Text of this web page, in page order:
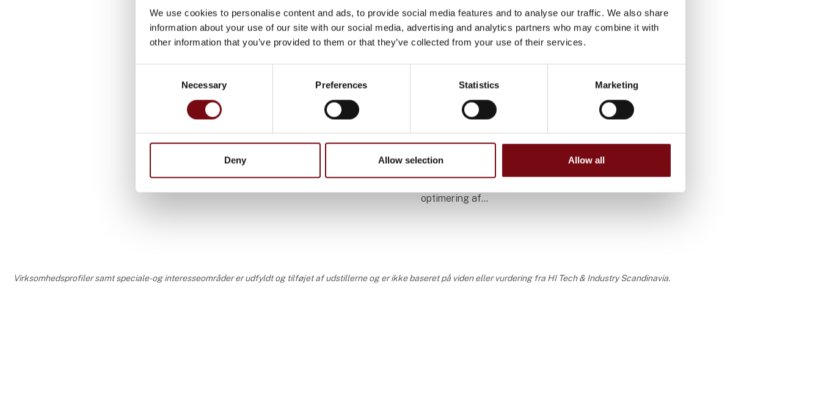
We use cookies to personalise content and ads, to provide social media features and to analyse our traffic. We also share
information about your use of our site with our social media, advertising and analytics partners who may combine it with
other information that you’ve provided to them or that they’ve collected from your use of their services.
Necessary Preferences Statistics Marketing
Deny Allow selection Allow all
31. august 2023
SCM Morbidelli X400 - 5
drømmene til virkelighed – næsten
uden begrænsninger. Med en 5-akset
fræse-spindel, borekasse, rig
Optimering af
filtrering
optimering af
kompleks og dyr
Virksomhedsprofiler samt speciale- og interesseområder er udfyldt og tilføjet af udstillerne og er ikke baseret på viden eller vurdering fra HI Tech & Industry Scandinavia.